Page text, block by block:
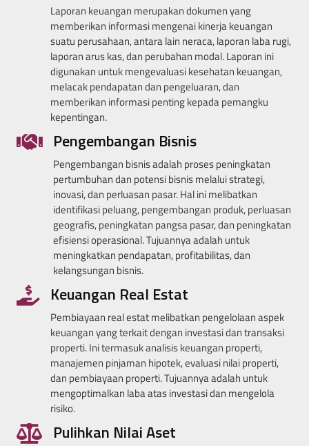
Laporan keuangan merupakan dokumen yang
memberikan informasi mengenai kinerja keuangan
suatu perusahaan, antara lain neraca, laporan laba rugi,
laporan arus kas, dan perubahan modal. Laporan ini
digunakan untuk mengevaluasi kesehatan keuangan,
melacak pendapatan dan pengeluaran, dan
memberikan informasi penting kepada pemangku
kepentingan.
Pengembangan Bisnis
Pengembangan bisnis adalah proses peningkatan
pertumbuhan dan potensi bisnis melalui strategi,
inovasi, dan perluasan pasar. Hal ini melibatkan
identifikasi peluang, pengembangan produk, perluasan
geografis, peningkatan pangsa pasar, dan peningkatan
efisiensi operasional. Tujuannya adalah untuk
meningkatkan pendapatan, profitabilitas, dan
kelangsungan bisnis.
Keuangan Real Estat
Pembiayaan real estat melibatkan pengelolaan aspek
keuangan yang terkait dengan investasi dan transaksi
properti. Ini termasuk analisis keuangan properti,
manajemen pinjaman hipotek, evaluasi nilai properti,
dan pembiayaan properti. Tujuannya adalah untuk
mengoptimalkan laba atas investasi dan mengelola
risiko.
Pulihkan Nilai Aset